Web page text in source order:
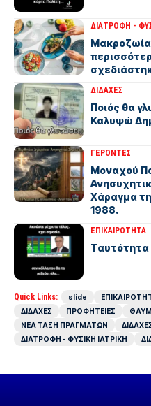
ΔΙΑΤΡΟΦΗ -
ΔΙΔΑΧΕΣ
Ποιός θα
Καλυψώ
ΓΕΡΟΝΤΕΣ
Μοναχού
Χάραγμα
1988.
ΕΠΙΚΑΙΡΟΤΗΤΑ
Ταυτότητα
Quick Links: slide
ΔΙΔΑΧΕΣ
ΠΡΟΦΗΤΕΙΕΣ
ΝΕΑ ΤΑΞΗ ΠΡΑΓΜΑΤΩΝ
ΔΙΑΤΡΟΦΗ - ΦΥΣΙΚΗ ΙΑΤΡΙΚΗ